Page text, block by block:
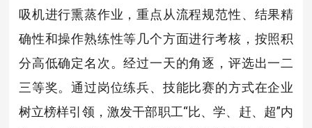
吸机进行熏蒸作业，重点从流程规范性、结果精
确性和操作熟练性等几个方面进行考核，按照积
分高低确定名次。经过一天的角逐，评选出一二
三等奖。通过岗位练兵、技能比赛的方式在企业
树立榜样引领，激发干部职工“比、学、赶、超”内